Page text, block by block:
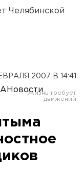
Челябинской
2007 В 14:41